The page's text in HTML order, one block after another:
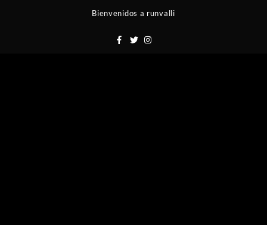
Bienvenidos a runvalli